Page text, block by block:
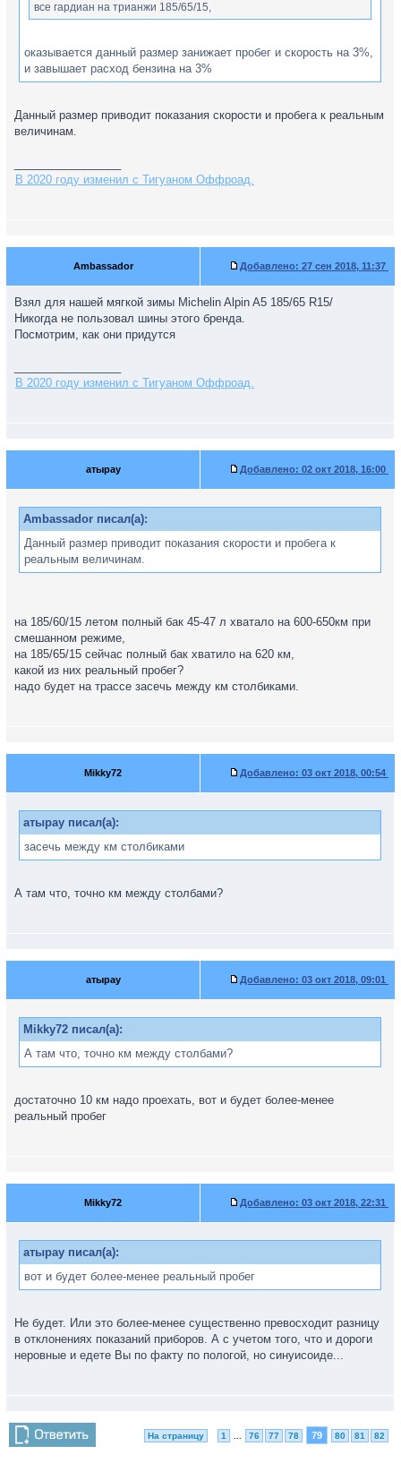
все гардиан на трианжи 185/65/15,
оказывается данный размер занижает пробег и скорость на 3%,
и завышает расход бензина на 3%
Данный размер приводит показания скорости и пробега к реальным
величинам.
В 2020 году изменил с Тигуаном Оффроад.
Ambassador Добавлено: 27 сен 2018, 11:37
Взял для нашей мягкой зимы Michelin Alpin A5 185/65 R15/
Никогда не пользовал шины этого бренда.
Посмотрим, как они придутся
В 2020 году изменил с Тигуаном Оффроад.
атырау Добавлено: 02 окт 2018, 16:00
Ambassador писал(а):
Данный размер приводит показания скорости и пробега к
реальным величинам.
на 185/60/15 летом полный бак 45-47 л хватало на 600-650км при
смешанном режиме,
на 185/65/15 сейчас полный бак хватило на 620 км,
какой из них реальный пробег?
надо будет на трассе засечь между км столбиками.
Mikky72 Добавлено: 03 окт 2018, 00:54
атырау писал(а):
засечь между км столбиками
А там что, точно км между столбами?
атырау Добавлено: 03 окт 2018, 09:01
Mikky72 писал(а):
А там что, точно км между столбами?
достаточно 10 км надо проехать, вот и будет более-менее
реальный пробег
Mikky72 Добавлено: 03 окт 2018, 22:31
атырау писал(а):
вот и будет более-менее реальный пробег
Не будет. Или это более-менее существенно превосходит разницу
в отклонениях показаний приборов. А с учетом того, что и дороги
неровные и едете Вы по факту по пологой, но синуисоиде...
На страницу 1 76 77 78 79 80 81 82